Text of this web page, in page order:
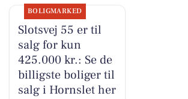
BOLIGMARKED
Slotsvej 55 er til
salg for kun
425.000 kr.: Se de
billigste boliger til
salg i Hornslet her